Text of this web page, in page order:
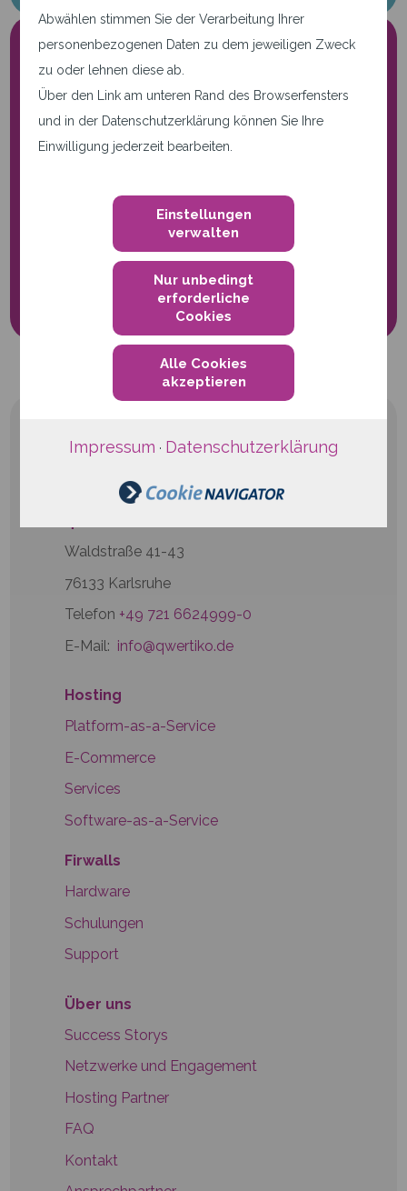
Abwählen stimmen Sie der Verarbeitung Ihrer
personenbezogenen Daten zu dem jeweiligen Zweck
zu oder lehnen diese ab.
Über den Link am unteren Rand des Browserfensters
und in der Datenschutzerklärung können Sie Ihre
Einwilligung jederzeit bearbeiten.
Einstellungen
verwalten
Nur unbedingt
erforderliche
Cookies
Alle Cookies
akzeptieren
Impressum · Datenschutzerklärung
Diese Seite verwendet nur
notwendige Cookies.
Cookie-Einstellungen
Waldstraße 41-43
76133 Karlsruhe
Telefon +49 721 6624999-0
E-Mail: info@qwertiko.de
Hosting
Platform-as-a-Service
E-Commerce
Services
Software-as-a-Service
Firwalls
Hardware
Schulungen
Support
Über uns
Success Storys
Netzwerke und Engagement
Hosting Partner
FAQ
Kontakt